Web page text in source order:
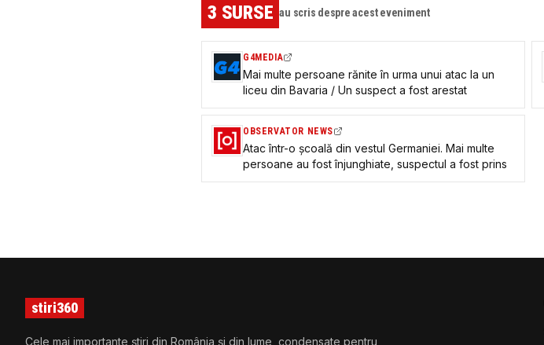
3 SURSE au scris despre acest eveniment
G4MEDIA
Mai multe persoane rănite în urma unui atac la un
liceu din Bavaria / Un suspect a fost arestat
OBSERVATOR NEWS
Atac într-o şcoală din vestul Germaniei. Mai multe
persoane au fost înjunghiate, suspectul a fost prins
stiri360
Cele mai importante știri din România și din lume, condensate pentru